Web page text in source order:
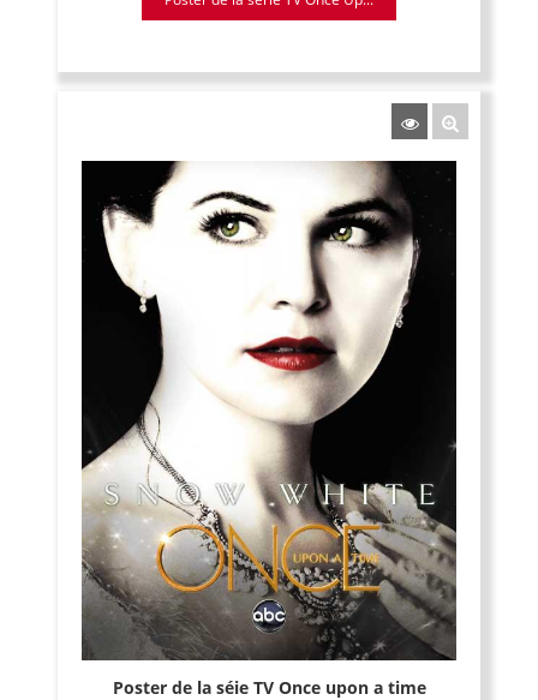
Poster de la séie TV Once upon a time